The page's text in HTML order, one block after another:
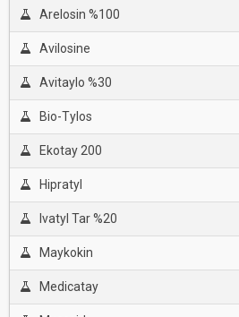
Arelosin %100
Avilosine
Avitaylo %30
Bio-Tylos
Ekotay 200
Hipratyl
Ivatyl Tar %20
Maykokin
Medicatay